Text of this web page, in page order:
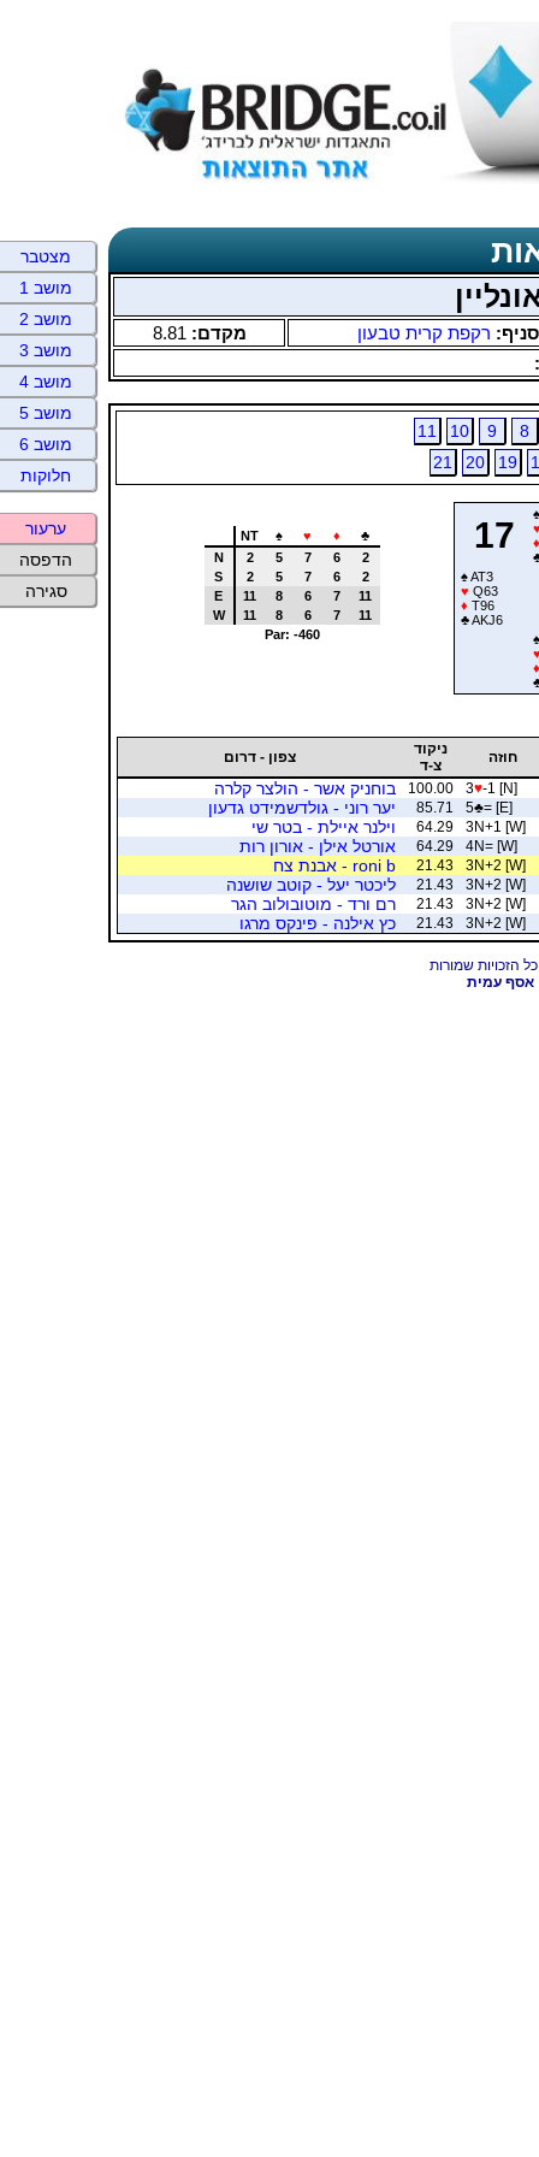
סניף: רקפת קרית טבעון מקדם: 8.81
8
9
10
11
19
20
21
17
♠
♦
♠AT3
♥ Q63
♦ T96
♣AKJ6
♠
♦
NT ♠ ♥ ♦
♣
N
2 5 7 6
2
S
2 5 7 6
2
E
11 8 6 7
11
W
11 8 6 7
11
Par: -460
חוזה
ניקוד
צ-ד
צפון - דרום
3♥-1 [N]
100.00 בוחניק אשר - הולצר קלרה
5♣= [E]
85.71 יער רוני - גולדשמידט גדעון
3N+1 [W]
64.29 וילנר איילת - בטר שי
4N= [W]
64.29 אורטל אילן - אורון רות
3N+2 [W]
21.43 roni b - אבנת צח
3N+2 [W]
21.43 ליכטר יעל - קוטב שושנה
3N+2 [W]
21.43 רם ורד - מוטובולוב הגר
3N+2 [W]
21.43 כץ אילנה - פינקס מרגו
אסף עמית
מצטבר
מושב 1
מושב 2
מושב 3
מושב 4
מושב 5
מושב 6
חלוקות
ערעור
הדפסה
סגירה